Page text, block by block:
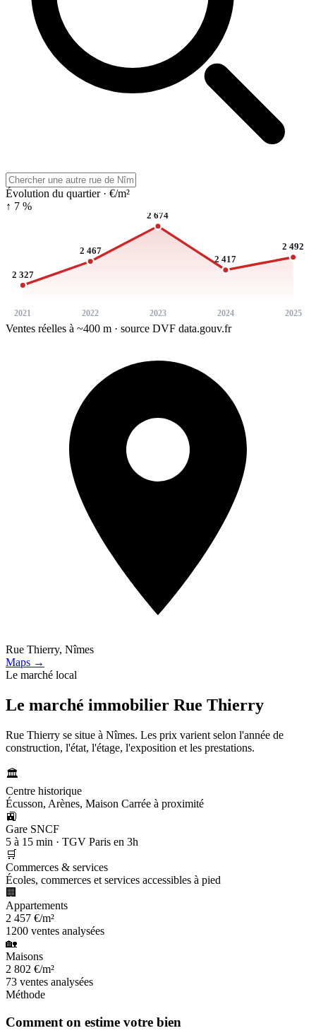
Évolution du quartier · €/m²
↑ 7 %
2 327
2021
2 467
2022
2 674
2023
2 417
2024
2 492
2025
Ventes réelles à ~400 m · source DVF data.gouv.fr
Rue Thierry, Nîmes
Maps →
Le marché local
Le marché immobilier Rue Thierry
Rue Thierry se situe à Nîmes. Les prix varient selon l'année de
construction, l'état, l'étage, l'exposition et les prestations.
🏛️
Centre historique
Écusson, Arènes, Maison Carrée à proximité
🚉
Gare SNCF
5 à 15 min · TGV Paris en 3h
🛒
Commerces & services
Écoles, commerces et services accessibles à pied
🏢
Appartements
2 457 €/m²
1200 ventes analysées
🏡
Maisons
2 802 €/m²
73 ventes analysées
Méthode
Comment on estime votre bien